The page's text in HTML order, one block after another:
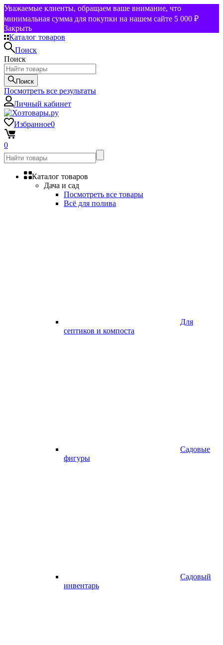
Уважаемые клиенты, обращаем ваше внимание, что
минимальная сумма для покупки на нашем сайте 5 000 ₽
Закрыть
Каталог товаров
Поиск
Поиск
Поиск
Посмотреть все результаты
Личный кабинет
Избранное0
0
Каталог товаров
Дача и сад
Посмотреть все товары
Всё для полива
Для
септиков и компоста
Садовые
фигуры
Садовый
инвентарь